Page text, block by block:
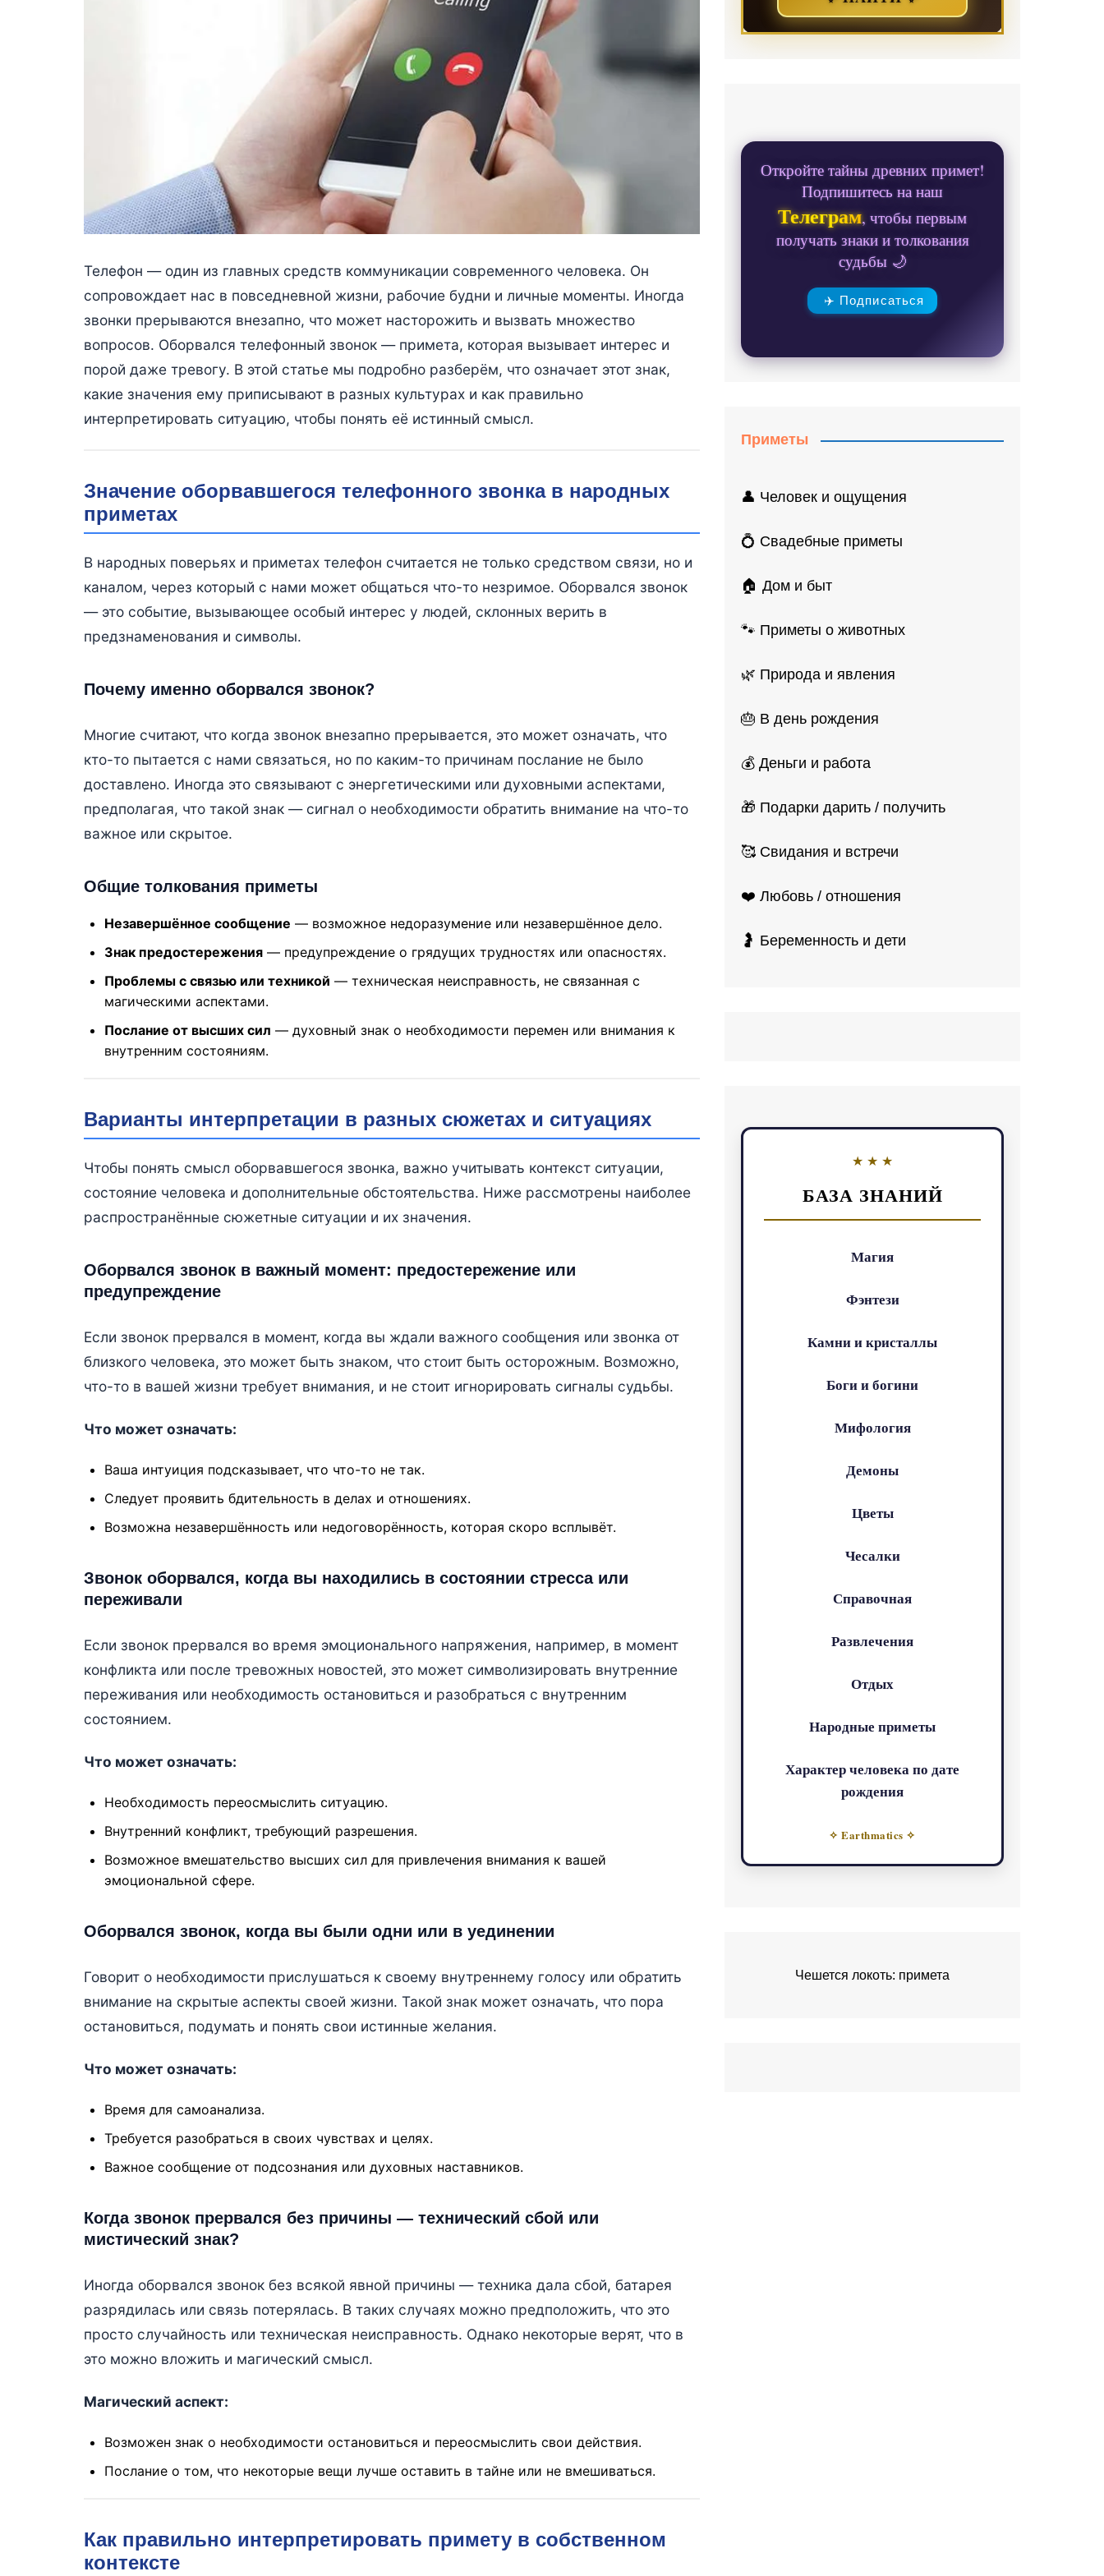
Телефон — один из главных средств коммуникации современного человека. Он
сопровождает нас в повседневной жизни, рабочие будни и личные моменты. Иногда
звонки прерываются внезапно, что может насторожить и вызвать множество
вопросов. Оборвался телефонный звонок — примета, которая вызывает интерес и
порой даже тревогу. В этой статье мы подробно разберём, что означает этот знак,
какие значения ему приписывают в разных культурах и как правильно
интерпретировать ситуацию, чтобы понять её истинный смысл.
Значение оборвавшегося телефонного звонка в народных
приметах
В народных поверьях и приметах телефон считается не только средством связи, но и
каналом, через который с нами может общаться что-то незримое. Оборвался звонок
— это событие, вызывающее особый интерес у людей, склонных верить в
предзнаменования и символы.
Почему именно оборвался звонок?
Многие считают, что когда звонок внезапно прерывается, это может означать, что
кто-то пытается с нами связаться, но по каким-то причинам послание не было
доставлено. Иногда это связывают с энергетическими или духовными аспектами,
предполагая, что такой знак — сигнал о необходимости обратить внимание на что-то
важное или скрытое.
Общие толкования приметы
Незавершённое сообщение — возможное недоразумение или незавершённое дело.
Знак предостережения — предупреждение о грядущих трудностях или опасностях.
Проблемы с связью или техникой — техническая неисправность, не связанная с
магическими аспектами.
Послание от высших сил — духовный знак о необходимости перемен или внимания к
внутренним состояниям.
Варианты интерпретации в разных сюжетах и ситуациях
Чтобы понять смысл оборвавшегося звонка, важно учитывать контекст ситуации,
состояние человека и дополнительные обстоятельства. Ниже рассмотрены наиболее
распространённые сюжетные ситуации и их значения.
Оборвался звонок в важный момент: предостережение или
предупреждение
Если звонок прервался в момент, когда вы ждали важного сообщения или звонка от
близкого человека, это может быть знаком, что стоит быть осторожным. Возможно,
что-то в вашей жизни требует внимания, и не стоит игнорировать сигналы судьбы.
Что может означать:
Ваша интуиция подсказывает, что что-то не так.
Следует проявить бдительность в делах и отношениях.
Возможна незавершённость или недоговорённость, которая скоро всплывёт.
Звонок оборвался, когда вы находились в состоянии стресса или
переживали
Если звонок прервался во время эмоционального напряжения, например, в момент
конфликта или после тревожных новостей, это может символизировать внутренние
переживания или необходимость остановиться и разобраться с внутренним
состоянием.
Что может означать:
Необходимость переосмыслить ситуацию.
Внутренний конфликт, требующий разрешения.
Возможное вмешательство высших сил для привлечения внимания к вашей
эмоциональной сфере.
Оборвался звонок, когда вы были одни или в уединении
Говорит о необходимости прислушаться к своему внутреннему голосу или обратить
внимание на скрытые аспекты своей жизни. Такой знак может означать, что пора
остановиться, подумать и понять свои истинные желания.
Что может означать:
Время для самоанализа.
Требуется разобраться в своих чувствах и целях.
Важное сообщение от подсознания или духовных наставников.
Когда звонок прервался без причины — технический сбой или
мистический знак?
Иногда оборвался звонок без всякой явной причины — техника дала сбой, батарея
разрядилась или связь потерялась. В таких случаях можно предположить, что это
просто случайность или техническая неисправность. Однако некоторые верят, что в
это можно вложить и магический смысл.
Магический аспект:
Возможен знак о необходимости остановиться и переосмыслить свои действия.
Послание о том, что некоторые вещи лучше оставить в тайне или не вмешиваться.
Как правильно интерпретировать примету в собственном
контексте
Откройте тайны древних примет!
Подпишитесь на наш
Телеграм, чтобы первым
получать знаки и толкования
судьбы 🌙
✈️ Подписаться
Приметы
👤 Человек и ощущения
💍 Свадебные приметы
🏠 Дом и быт
🐾 Приметы о животных
🌿 Природа и явления
🎂 В день рождения
💰 Деньги и работа
🎁 Подарки дарить / получить
🥰 Свидания и встречи
❤️ Любовь / отношения
🤰 Беременность и дети
БАЗА ЗНАНИЙ
Магия
Фэнтези
Камни и кристаллы
Боги и богини
Мифология
Демоны
Цветы
Чесалки
Справочная
Развлечения
Отдых
Народные приметы
Характер человека по дате
рождения
✧ Earthmatics ✧
Чешется локоть: примета